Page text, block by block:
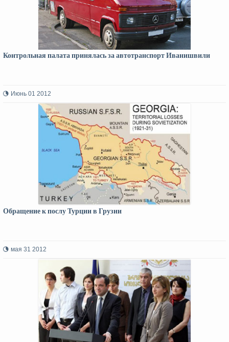
Контрольная палата принялась за автотранспорт Иванишвили
Июнь 01 2012
Обращение к послу Турции в Грузии
мая 31 2012